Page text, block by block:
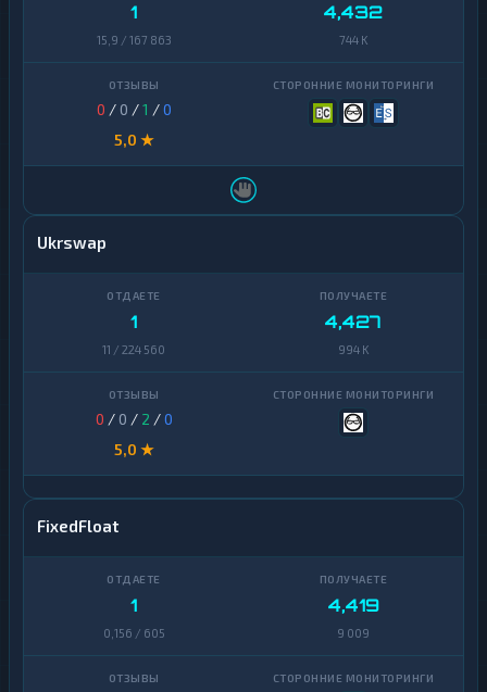
1
15,9 / 167 863
4,432
744 K
0 / 0 /1 /0
5,0 ★
Ukrswap
1
11 / 224 560
4,427
994 K
0 / 0 / 2 /0
5,0 ★
FixedFloat
1
0,156 / 605
4,419
9 009
Zcash1